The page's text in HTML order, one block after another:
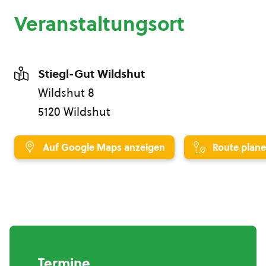
Veranstaltungsort
Stiegl-Gut Wildshut
Wildshut 8
5120 Wildshut
Auf Google Maps anzeigen Route